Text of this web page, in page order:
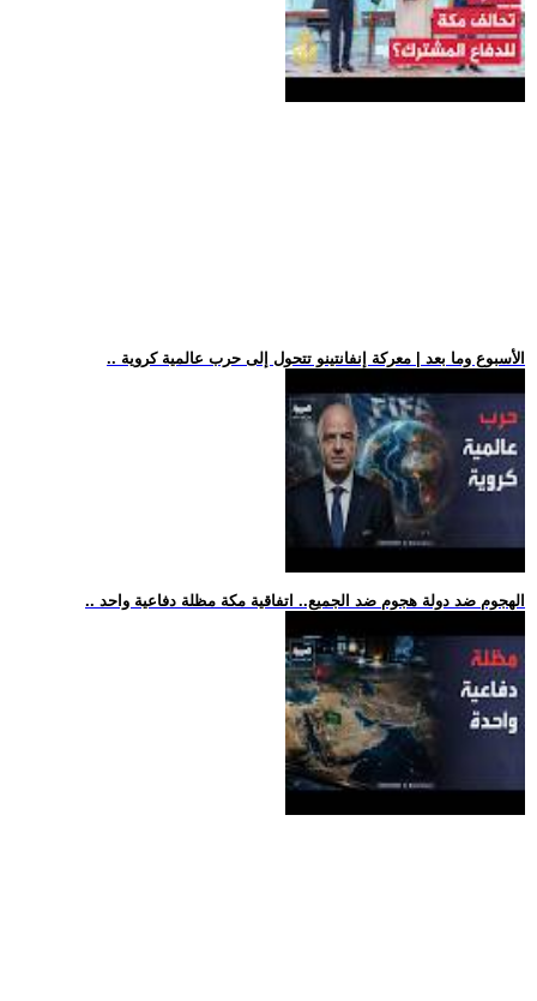
.. الأسبوع وما بعد | معركة إنفانتينو تتحول إلى حرب عالمية كروية
.. الهجوم ضد دولة هجوم ضد الجميع.. اتفاقية مكة مظلة دفاعية واحد